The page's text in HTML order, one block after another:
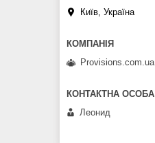
Київ, Україна
Provisions.com.ua
Леонид